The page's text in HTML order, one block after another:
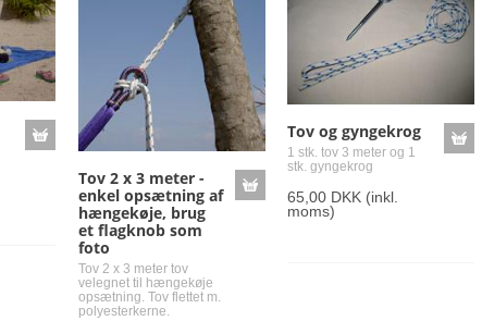
Tov 2 x 3 meter -
enkel opsætning af
hængekøje, brug
et flagknob som
foto
Tov 2 x 3 meter tov
velegnet til hængekøje
opsætning. Tov flettet m.
polyesterkerne.
Tov og gyngekrog
1 stk. tov 3 meter og 1
stk. gyngekrog
65,00 DKK (inkl.
moms)